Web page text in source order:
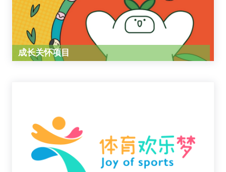
成长关怀项目